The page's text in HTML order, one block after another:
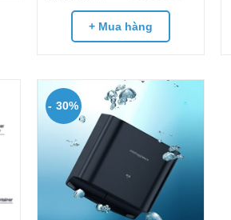
+ Mua hàng
- 30%